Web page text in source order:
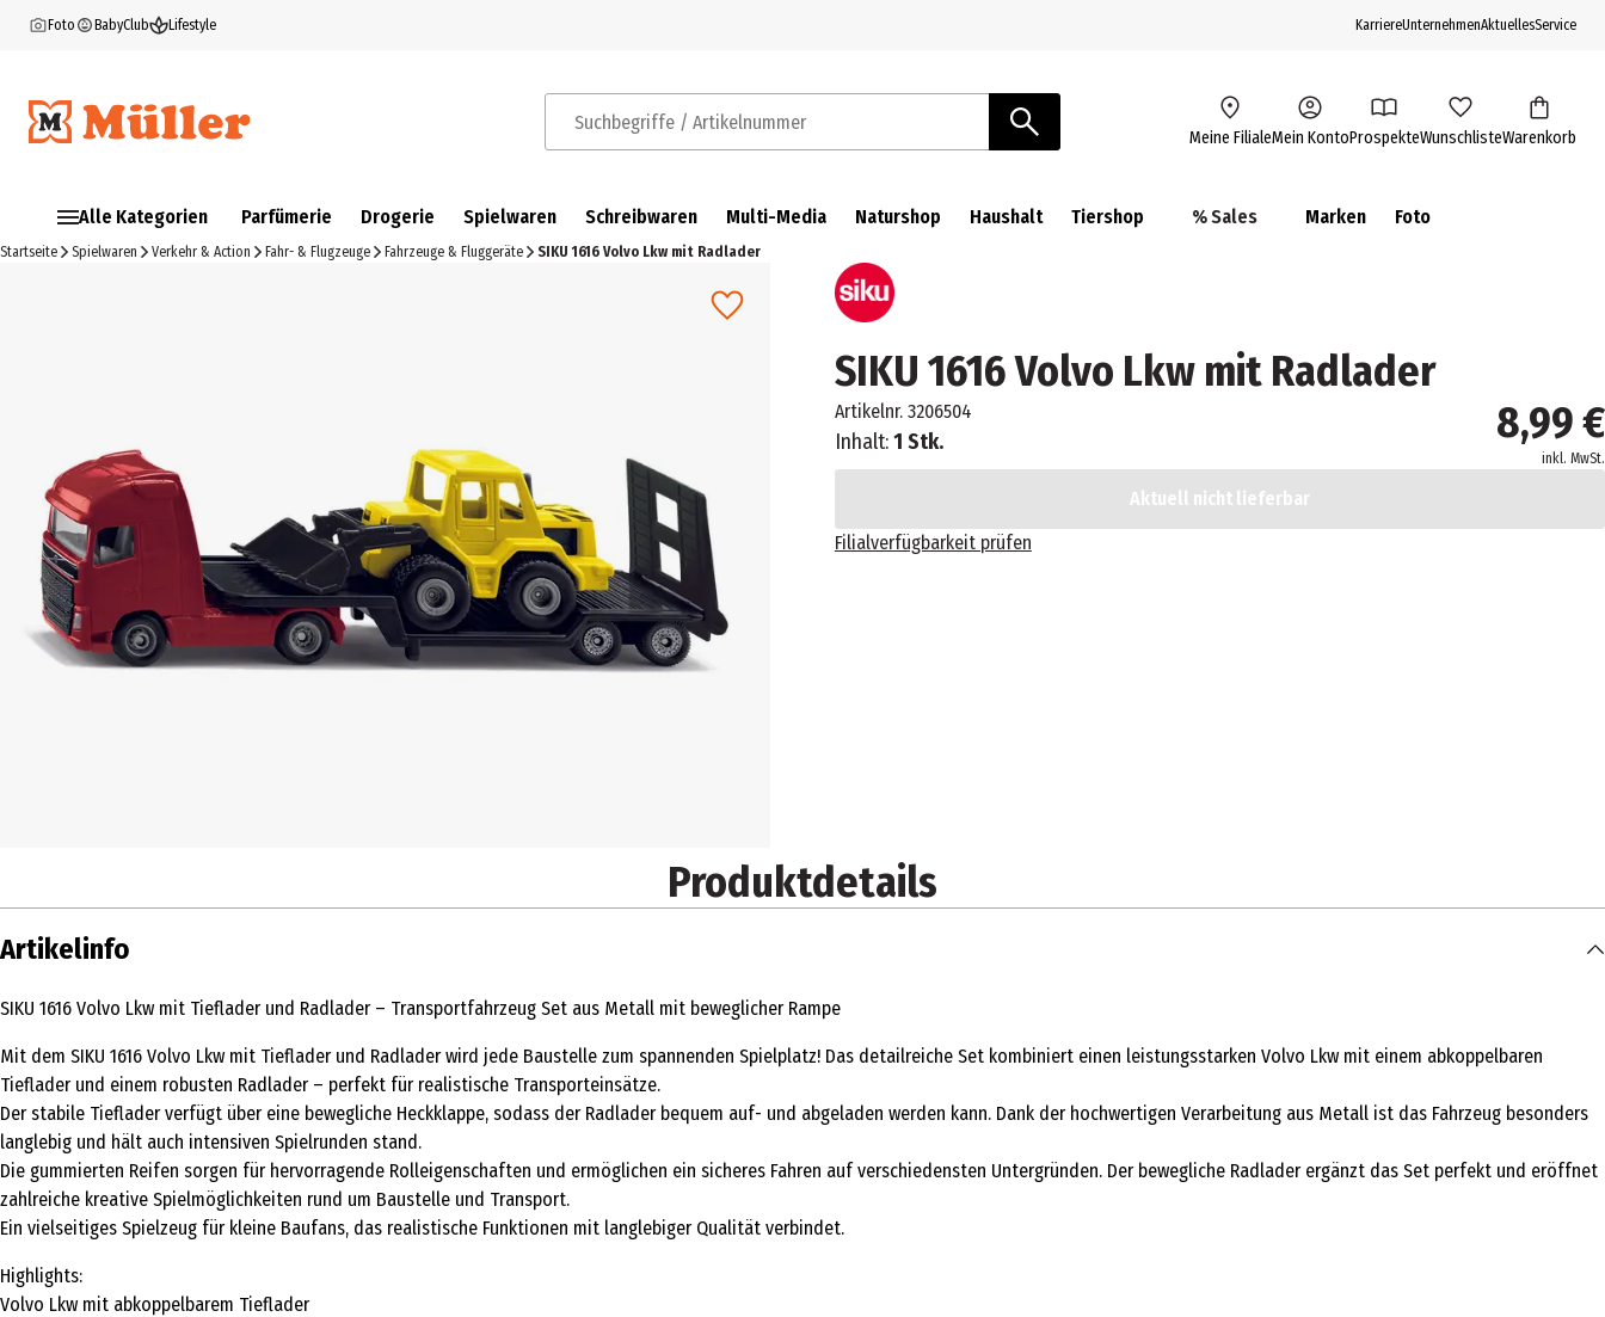
Foto BabyClub Lifestyle KarriereUnternehmenAktuellesService
Suchbegriffe / Artikelnummer Meine FilialeMein KontoProspekteWunschlisteWarenkorb
Alle Kategorien Parfümerie Drogerie Spielwaren Schreibwaren Multi-Media Naturshop Haushalt Tiershop % Sales Marken Foto
Startseite Spielwaren Verkehr & Action Fahr- & Flugzeuge Fahrzeuge & Fluggeräte SIKU 1616 Volvo Lkw mit Radlader
SIKU 1616 Volvo Lkw mit Radlader
Artikelnr. 3206504
Inhalt:1 Stk. 8,99 €
inkl. MwSt.
Aktuell nicht lieferbar
Filialverfügbarkeit prüfen
Produktdetails
Artikelinfo
SIKU 1616 Volvo Lkw mit Tieflader und Radlader – Transportfahrzeug Set aus Metall mit beweglicher Rampe
Mit dem SIKU 1616 Volvo Lkw mit Tieflader und Radlader wird jede Baustelle zum spannenden Spielplatz! Das detailreiche Set kombiniert einen leistungsstarken Volvo Lkw mit einem abkoppelbaren
Tieflader und einem robusten Radlader – perfekt für realistische Transporteinsätze.
Der stabile Tieflader verfügt über eine bewegliche Heckklappe, sodass der Radlader bequem auf- und abgeladen werden kann. Dank der hochwertigen Verarbeitung aus Metall ist das Fahrzeug besonders
langlebig und hält auch intensiven Spielrunden stand.
Die gummierten Reifen sorgen für hervorragende Rolleigenschaften und ermöglichen ein sicheres Fahren auf verschiedensten Untergründen. Der bewegliche Radlader ergänzt das Set perfekt und eröffnet
zahlreiche kreative Spielmöglichkeiten rund um Baustelle und Transport.
Ein vielseitiges Spielzeug für kleine Baufans, das realistische Funktionen mit langlebiger Qualität verbindet.
Highlights:
Volvo Lkw mit abkoppelbarem Tieflader